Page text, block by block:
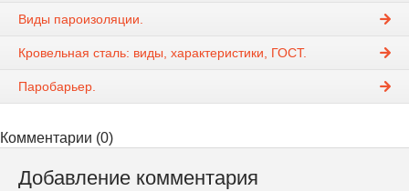
Виды пароизоляции.
Кровельная сталь: виды, характеристики, ГОСТ.
Паробарьер.
Комментарии (0)
Добавление комментария